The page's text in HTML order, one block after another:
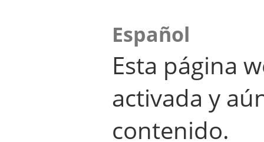
Español
Esta página
activada y
contenido.